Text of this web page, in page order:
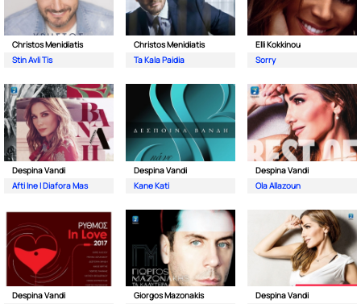
Christos Menidiatis
Stin Avli Tis
Christos Menidiatis
Ta Kala Paidia
Elli Kokkinou
Sorry
Despina Vandi
Afti Ine I Diafora Mas
Despina Vandi
Kane Kati
Despina Vandi
Ola Allazoun
Despina Vandi
Giorgos Mazonakis
Despina Vandi